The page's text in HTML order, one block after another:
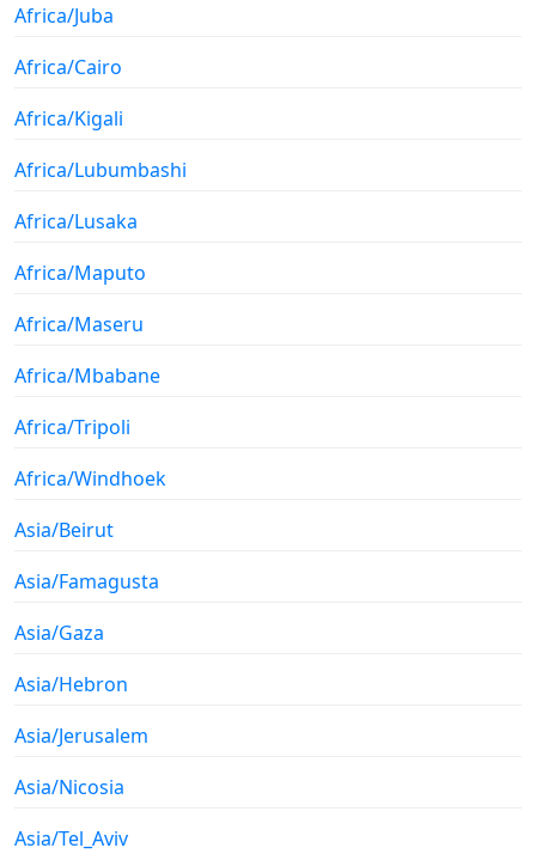
Africa/Juba
Africa/Cairo
Africa/Kigali
Africa/Lubumbashi
Africa/Lusaka
Africa/Maputo
Africa/Maseru
Africa/Mbabane
Africa/Tripoli
Africa/Windhoek
Asia/Beirut
Asia/Famagusta
Asia/Gaza
Asia/Hebron
Asia/Jerusalem
Asia/Nicosia
Asia/Tel_Aviv